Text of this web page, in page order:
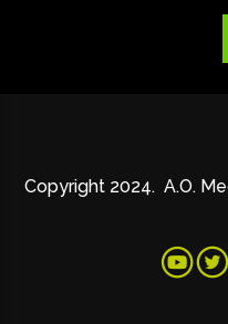
Copyright 2024. A.O.